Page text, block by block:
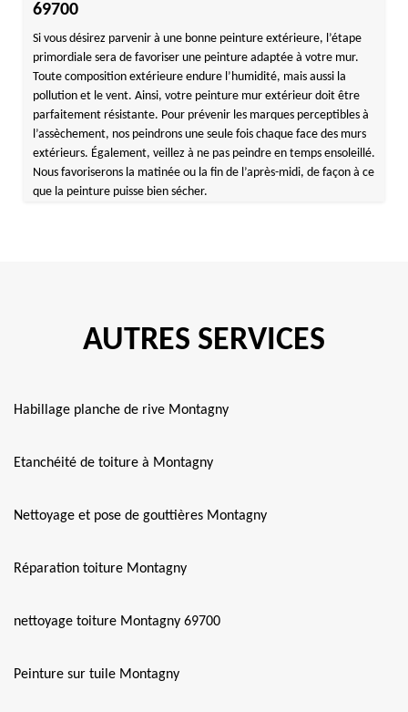
69700
Si vous désirez parvenir à une bonne peinture extérieure, l’étape
primordiale sera de favoriser une peinture adaptée à votre mur.
Toute composition extérieure endure l’humidité, mais aussi la
pollution et le vent. Ainsi, votre peinture mur extérieur doit être
parfaitement résistante. Pour prévenir les marques perceptibles à
l’assèchement, nos peindrons une seule fois chaque face des murs
extérieurs. Également, veillez à ne pas peindre en temps ensoleillé.
Nous favoriserons la matinée ou la fin de l’après-midi, de façon à ce
que la peinture puisse bien sécher.
AUTRES SERVICES
Habillage planche de rive Montagny
Etanchéité de toiture à Montagny
Nettoyage et pose de gouttières Montagny
Réparation toiture Montagny
nettoyage toiture Montagny 69700
Peinture sur tuile Montagny